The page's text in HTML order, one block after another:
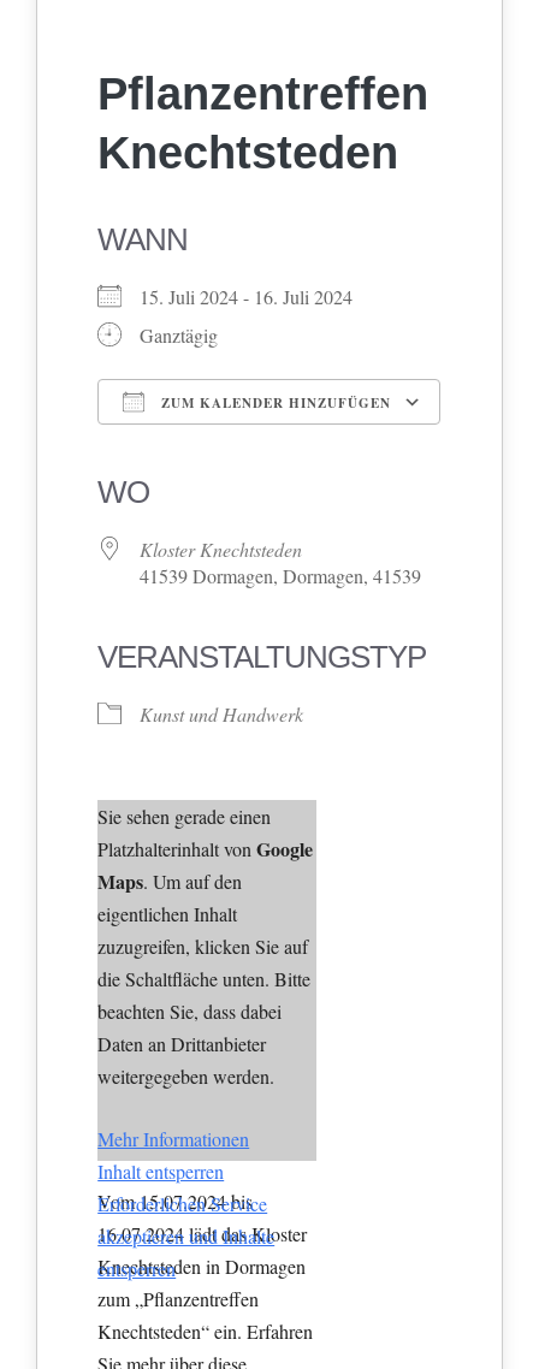
Pflanzentreffen
Knechtsteden
WANN
15. Juli 2024 - 16. Juli 2024
Ganztägig
ZUM KALENDER HINZUFÜGEN
WO
Kloster Knechtsteden
41539 Dormagen, Dormagen, 41539
VERANSTALTUNGSTYP
Kunst und Handwerk
Sie sehen gerade einen
Platzhalterinhalt vonGoogle
Maps. Um auf den
eigentlichen Inhalt
zuzugreifen, klicken Sie auf
die Schaltfläche unten. Bitte
beachten Sie, dass dabei
Daten an Drittanbieter
weitergegeben werden.
Mehr Informationen
Inhalt entsperren
Erforderlichen Service
akzeptieren und Inhalte
entsperren
Vom 15.07.2024 bis
16.07.2024 lädt das Kloster
Knechtsteden in Dormagen
zum „Pflanzentreffen
Knechtsteden“ ein. Erfahren
Sie mehr über diese